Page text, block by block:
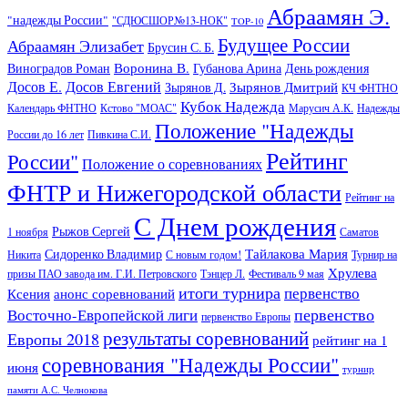
"надежды России" "СДЮСШОР№13-НОК" TOP-10 Абраамян Э.
Абраамян Элизабет Брусин С. Б. Будущее России
Виноградов Роман Воронина В. Губанова Арина День рождения
Досов Е. Досов Евгений Зырянов Д. Зырянов Дмитрий КЧ ФНТНО
Календарь ФНТНО Кстово "МОАС" Кубок Надежда Марусич А.К. Надежды
России до 16 лет Пивкина С.И. Положение "Надежды
России" Положение о соревнованияхРейтинг
ФНТР и Нижегородской области Рейтинг на
1 ноября Рыжов Сергей С Днем рождения Саматов
Никита Сидоренко Владимир С новым годом! Тайлакова Мария Турнир на
призы ПАО завода им. Г.И. Петровского Тэнцер Л. Фестиваль 9 мая Хрулева
Ксения анонс соревнований итоги турнирапервенство
Восточно-Европейской лиги первенство Европы первенство
Европы 2018 результаты соревнований рейтинг на 1
июня соревнования "Надежды России" турнир
памяти А.С. Челнокова